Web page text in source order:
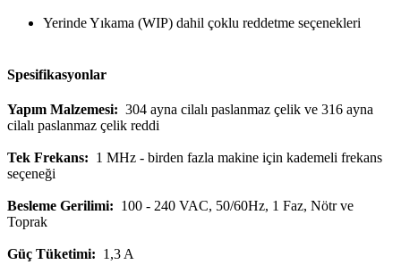
Yerinde Yıkama (WIP) dahil çoklu reddetme seçenekleri
Spesifikasyonlar
Yapım Malzemesi: 304 ayna cilalı paslanmaz çelik ve 316 ayna
cilalı paslanmaz çelik reddi
Tek Frekans: 1 MHz - birden fazla makine için kademeli frekans
seçeneği
Besleme Gerilimi: 100 - 240 VAC, 50/60Hz, 1 Faz, Nötr ve
Toprak
Güç Tüketimi: 1,3 A